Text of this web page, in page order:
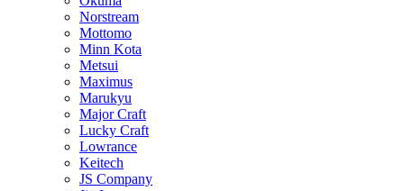
Norstream
Mottomo
Minn Kota
Metsui
Maximus
Marukyu
Major Craft
Lucky Craft
Lowrance
Keitech
JS Company